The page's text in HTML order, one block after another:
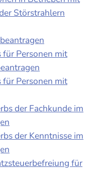
Störstrahlern
Personen mit
Personen mit
der Fachkunde im
der Kenntnisse im
für